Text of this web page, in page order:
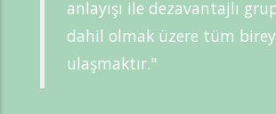
anlayışı ile dezavantajlı
dahil olmak üzere tüm
ulaşmaktır."